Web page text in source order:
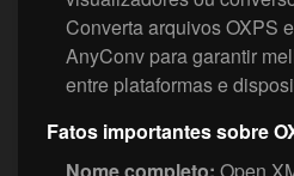
Converta arquivos OXPS
AnyConv para garantir
entre plataformas e
Fatos importantes sobre